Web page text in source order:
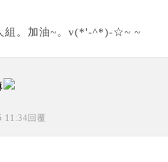
組。加油~。v(*'-^*)-☆~ ~
11 :34回覆